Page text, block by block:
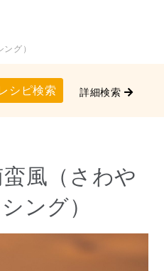
グ）
シピ検索 詳細検索
風（さわや
ング）